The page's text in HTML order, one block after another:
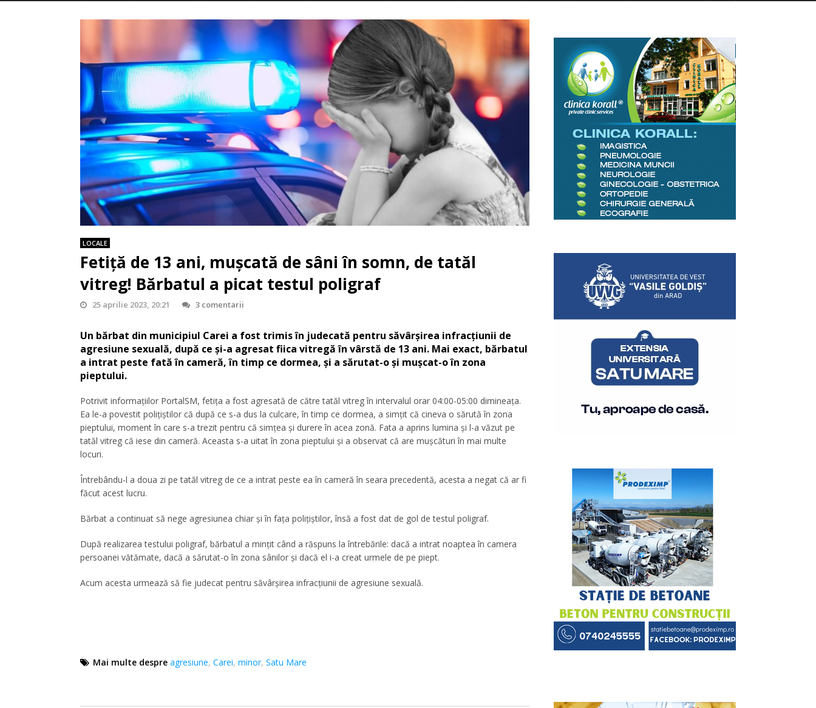
LOCALE
Fetiță de 13 ani, mușcată de sâni în somn, de tatăl
vitreg! Bărbatul a picat testul poligraf
25 aprilie 2023, 20:21 3 comentarii
Un bărbat din municipiul Carei a fost trimis în judecată pentru săvârșirea infracțiunii de
agresiune sexuală, după ce și-a agresat fiica vitregă în vârstă de 13 ani. Mai exact, bărbatul
a intrat peste fată în cameră, în timp ce dormea, și a sărutat-o și mușcat-o în zona
pieptului.
Potrivit informațiilor PortalSM, fetița a fost agresată de către tatăl vitreg în intervalul orar 04:00-05:00 dimineața.
Ea le-a povestit polițiștilor că după ce s-a dus la culcare, în timp ce dormea, a simţit că cineva o sărută în zona
pieptului, moment în care s-a trezit pentru că simțea și durere în acea zonă. Fata a aprins lumina și l-a văzut pe
tatăl vitreg că iese din cameră. Aceasta s-a uitat în zona pieptului și a observat că are mușcături în mai multe
locuri.
Întrebându-l a doua zi pe tatăl vitreg de ce a intrat peste ea în cameră în seara precedentă, acesta a negat că ar fi
făcut acest lucru.
Bărbat a continuat să nege agresiunea chiar și în fața polițiștilor, însă a fost dat de gol de testul poligraf.
După realizarea testului poligraf, bărbatul a mințit când a răspuns la întrebările: dacă a intrat noaptea în camera
persoanei vătămate, dacă a sărutat-o în zona sânilor şi dacă el i-a creat urmele de pe piept.
Acum acesta urmează să fie judecat pentru săvârşirea infracţiunii de agresiune sexuală.
Mai multe despre agresiune, Carei, minor, Satu Mare